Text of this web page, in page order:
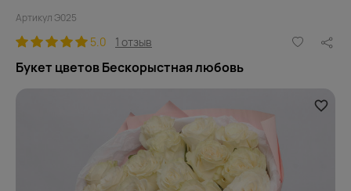
Артикул Э025
5.0 1 отзыв
Букет цветов Бескорыстная любовь